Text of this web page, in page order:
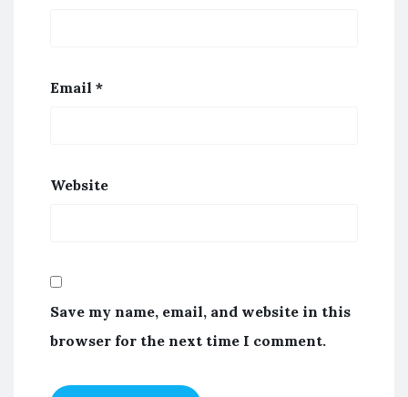
Email *
Website
Save my name, email, and website in this
browser for the next time I comment.